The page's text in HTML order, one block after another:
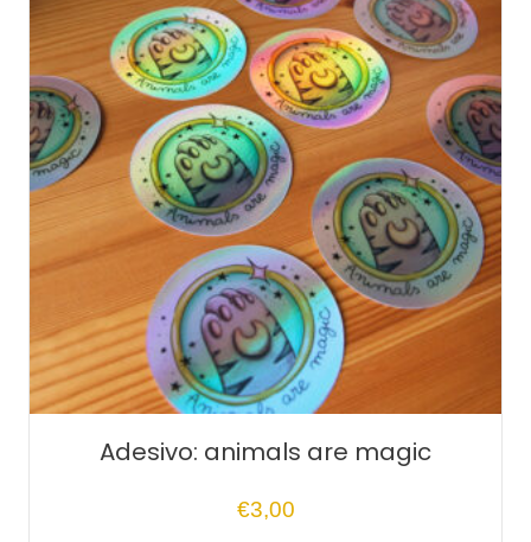
Adesivo: animals are magic
€3,00